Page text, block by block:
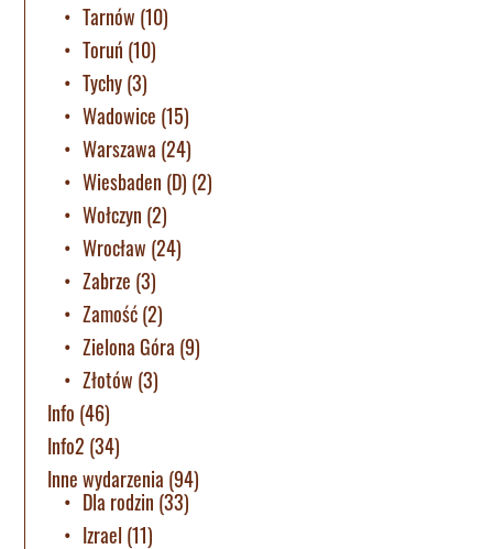
Tarnów (10)
Toruń (10)
Tychy(3)
Wadowice (15)
Warszawa (24)
Wiesbaden (D) (2)
Wołczyn (2)
Wrocław (24)
Zabrze (3)
Zamość(2)
Zielona Góra (9)
Złotów (3)
Info (46)
Info2 (34)
Inne wydarzenia (94)
Dla rodzin (33)
Izrael (11)